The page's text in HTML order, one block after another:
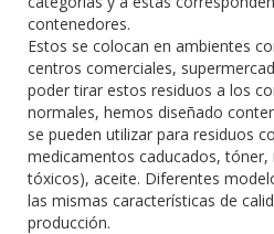
contenedores.
Estos se colocan en ambientes
centros comerciales,
poder tirar estos residuos a los
normales, hemos diseñado
se pueden utilizar para residuos
medicamentos caducados, tóner,
tóxicos), aceite. Diferentes
las mismas características de
producción.